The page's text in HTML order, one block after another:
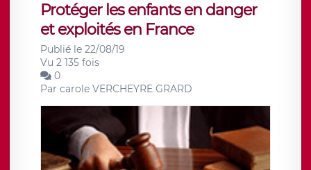
Protéger les enfants en danger
et exploités en France
Publié le 22/08/19
Vu 2 135 fois
0
Par carole VERCHEYRE GRARD